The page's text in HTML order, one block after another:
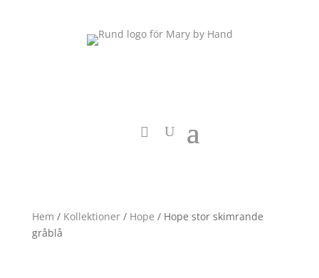
Hem / Kollektioner/ Hope / Hope stor skimrande
gråblå